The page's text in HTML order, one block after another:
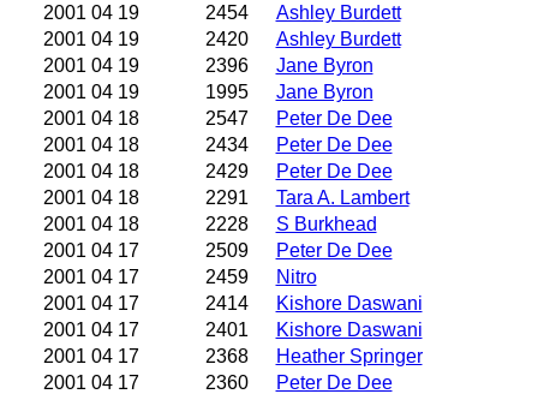
2001 04 19
2454
Ashley Burdett
2001 04 19
2420
Ashley Burdett
2001 04 19
2396
Jane Byron
2001 04 19
1995
Jane Byron
2001 04 18
2547
Peter De Dee
2001 04 18
2434
Peter De Dee
2001 04 18
2429
Peter De Dee
2001 04 18
2291
Tara A. Lambert
2001 04 18
2228
S Burkhead
2001 04 17
2509
Peter De Dee
2001 04 17
2459
Nitro
2001 04 17
2414
Kishore Daswani
2001 04 17
2401
Kishore Daswani
2001 04 17
2368
Heather Springer
2001 04 17
2360
Peter De Dee